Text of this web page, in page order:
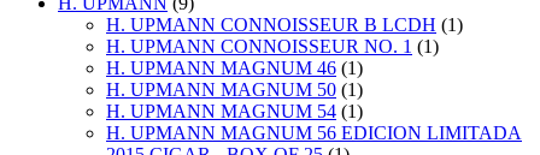
H. UPMANN CONNOISSEUR B LCDH (1)
H. UPMANN CONNOISSEUR NO. 1 (1)
H. UPMANN MAGNUM 46 (1)
H. UPMANN MAGNUM 50 (1)
H. UPMANN MAGNUM 54 (1)
H. UPMANN MAGNUM 56 EDICION LIMITADA